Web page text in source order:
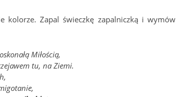
kolorze. Zapal świeczkę zapalniczką i wymów
Miłością,
tu, na Ziemi.